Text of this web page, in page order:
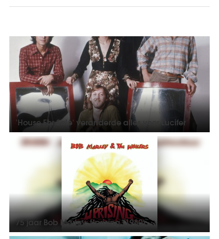
'House For Sale' veranderde alles voor Lucifer
75 jaar Bob Marley: Uprising (1980)